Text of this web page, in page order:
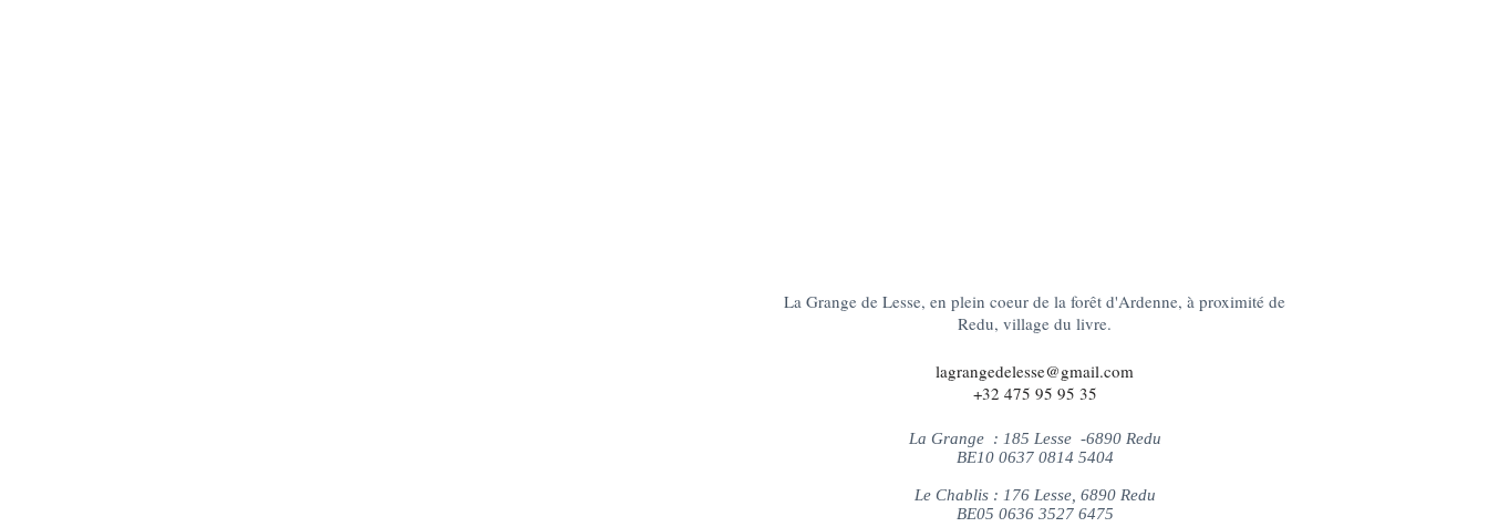
La Grange de Lesse, en plein coeur de la forêt d'Ardenne, à proximité de
Redu, village du livre.
lagrangedelesse@gmail.com
+32 475 95 95 35
La Grange : 185 Lesse -6890 Redu
BE10 0637 0814 5404
Le Chablis : 176 Lesse, 6890 Redu
BE05 0636 3527 6475